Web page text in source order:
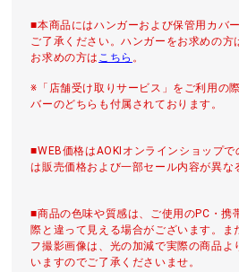
■本商品にはハンガーおよび保管用カバ
ご了承ください。ハンガーをお求めの方
お求めの方は こちら 。
※「店舗受け取りサービス」をご利用の
バーのどちらも付属されております。
■WEB価格はAOKIオンラインショップ
は販売価格および一部セール内容が異な
■商品の色味や質感は、ご使用のPC・携
際と違って見える場合がございます。ま
フ撮影画像は、光の加減で実際の商品よ
いますのでご了承くださいませ。